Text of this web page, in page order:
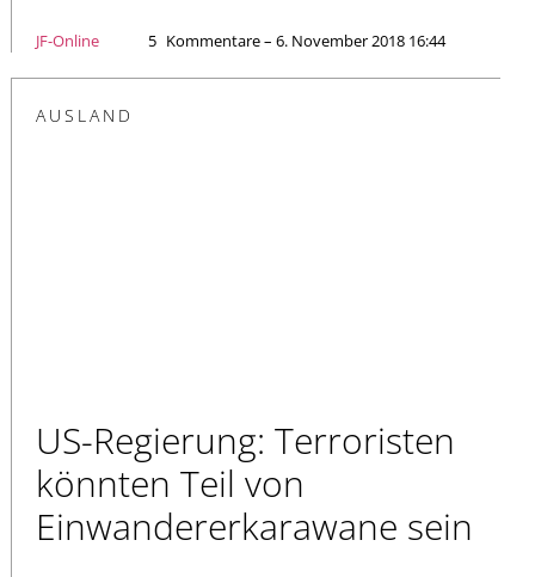
JF-Online 5 Kommentare – 6. November 2018 16:44
AUSLAND
US-Regierung: Terroristen
könnten Teil von
Einwandererkarawane sein